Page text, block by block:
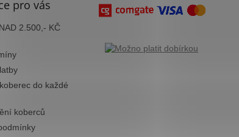
pro vás
2.500,- KČ
do každé
koberců